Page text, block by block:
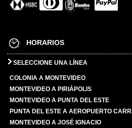
HORARIOS
SELECCIONE UNA LÍNEA
COLONIA A MONTEVIDEO
MONTEVIDEO A PIRIÁPOLIS
MONTEVIDEO A PUNTA DEL ESTE
PUNTA DEL ESTE A AEROPUERTO
MONTEVIDEO A JOSÉ IGNACIO